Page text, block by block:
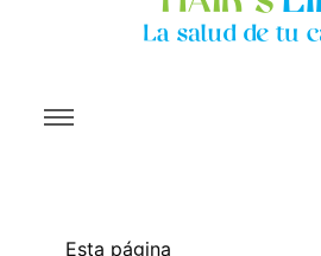
Esta página